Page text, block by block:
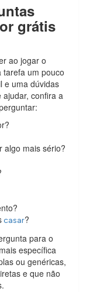
grátis
ao jogar o
tarefa um pouco
e uma dúvidas
ajudar, confira a
algo mais sério?
casar?
para o
específica
ou genéricas,
e que não